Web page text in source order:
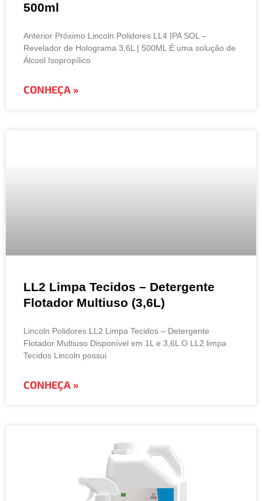
500ml
Anterior Próximo Lincoln Polidores LL4 IPA SOL –
Revelador de Holograma 3,6L | 500ML É uma solução de
Álcool Isopropílico
CONHEÇA »
LL2 Limpa Tecidos – Detergente
Flotador Multiuso (3,6L)
Lincoln Polidores LL2 Limpa Tecidos – Detergente
Flotador Multiuso Disponível em 1L e 3,6L O LL2 limpa
Tecidos Lincoln possui
CONHEÇA »